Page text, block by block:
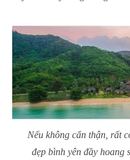
Nếu không cẩn thận, rất
đẹp bình yên đầy hoang